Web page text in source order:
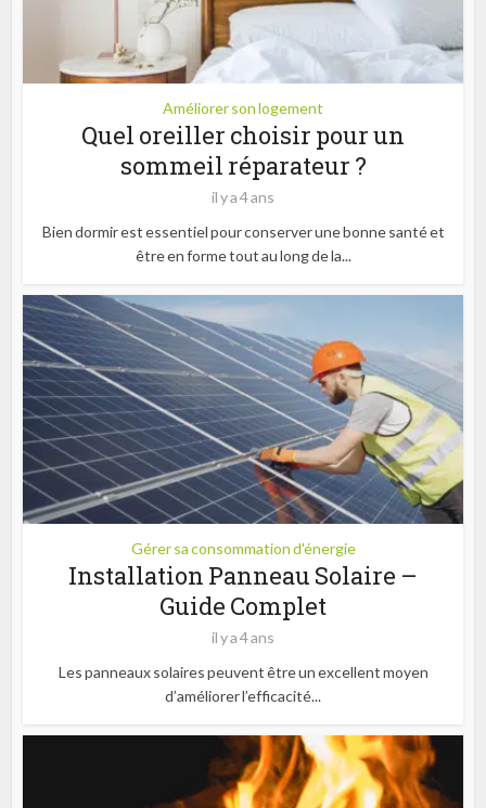
Améliorer son logement
Quel oreiller choisir pour un
sommeil réparateur ?
il y a 4 ans
Bien dormir est essentiel pour conserver une bonne santé et
être en forme tout au long de la...
Gérer sa consommation d'énergie
Installation Panneau Solaire –
Guide Complet
il y a 4 ans
Les panneaux solaires peuvent être un excellent moyen
d’améliorer l’efficacité...